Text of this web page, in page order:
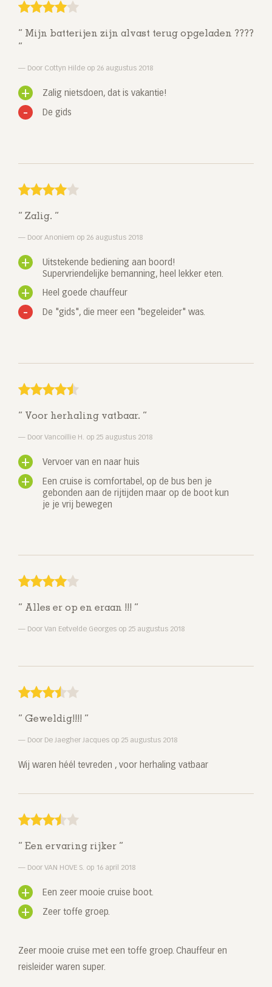
Mijn batterijen zijn alvast terug opgeladen ????
Door Cottyn Hilde op 26 augustus 2018
Zalig nietsdoen, dat is vakantie!
De gids
Zalig.
Door Anoniem op 26 augustus 2018
Uitstekende bediening aan boord!
Supervriendelijke bemanning, heel lekker eten.
Heel goede chauffeur
De "gids", die meer een "begeleider" was.
Voor herhaling vatbaar.
Door Vancoillie H. op 25 augustus 2018
Vervoer van en naar huis
Een cruise is comfortabel, op de bus ben je
gebonden aan de rijtijden maar op de boot kun
je je vrij bewegen
Alles er op en eraan !!!
Door Van Eetvelde Georges op 25 augustus 2018
Geweldig!!!!
Door De Jaegher Jacques op 25 augustus 2018
Wij waren héél tevreden , voor herhaling vatbaar
Een ervaring rijker
Door VAN HOVE S. op 16 april 2018
Een zeer mooie cruise boot.
Zeer toffe groep.
Zeer mooie cruise met een toffe groep. Chauffeur en
reisleider waren super.